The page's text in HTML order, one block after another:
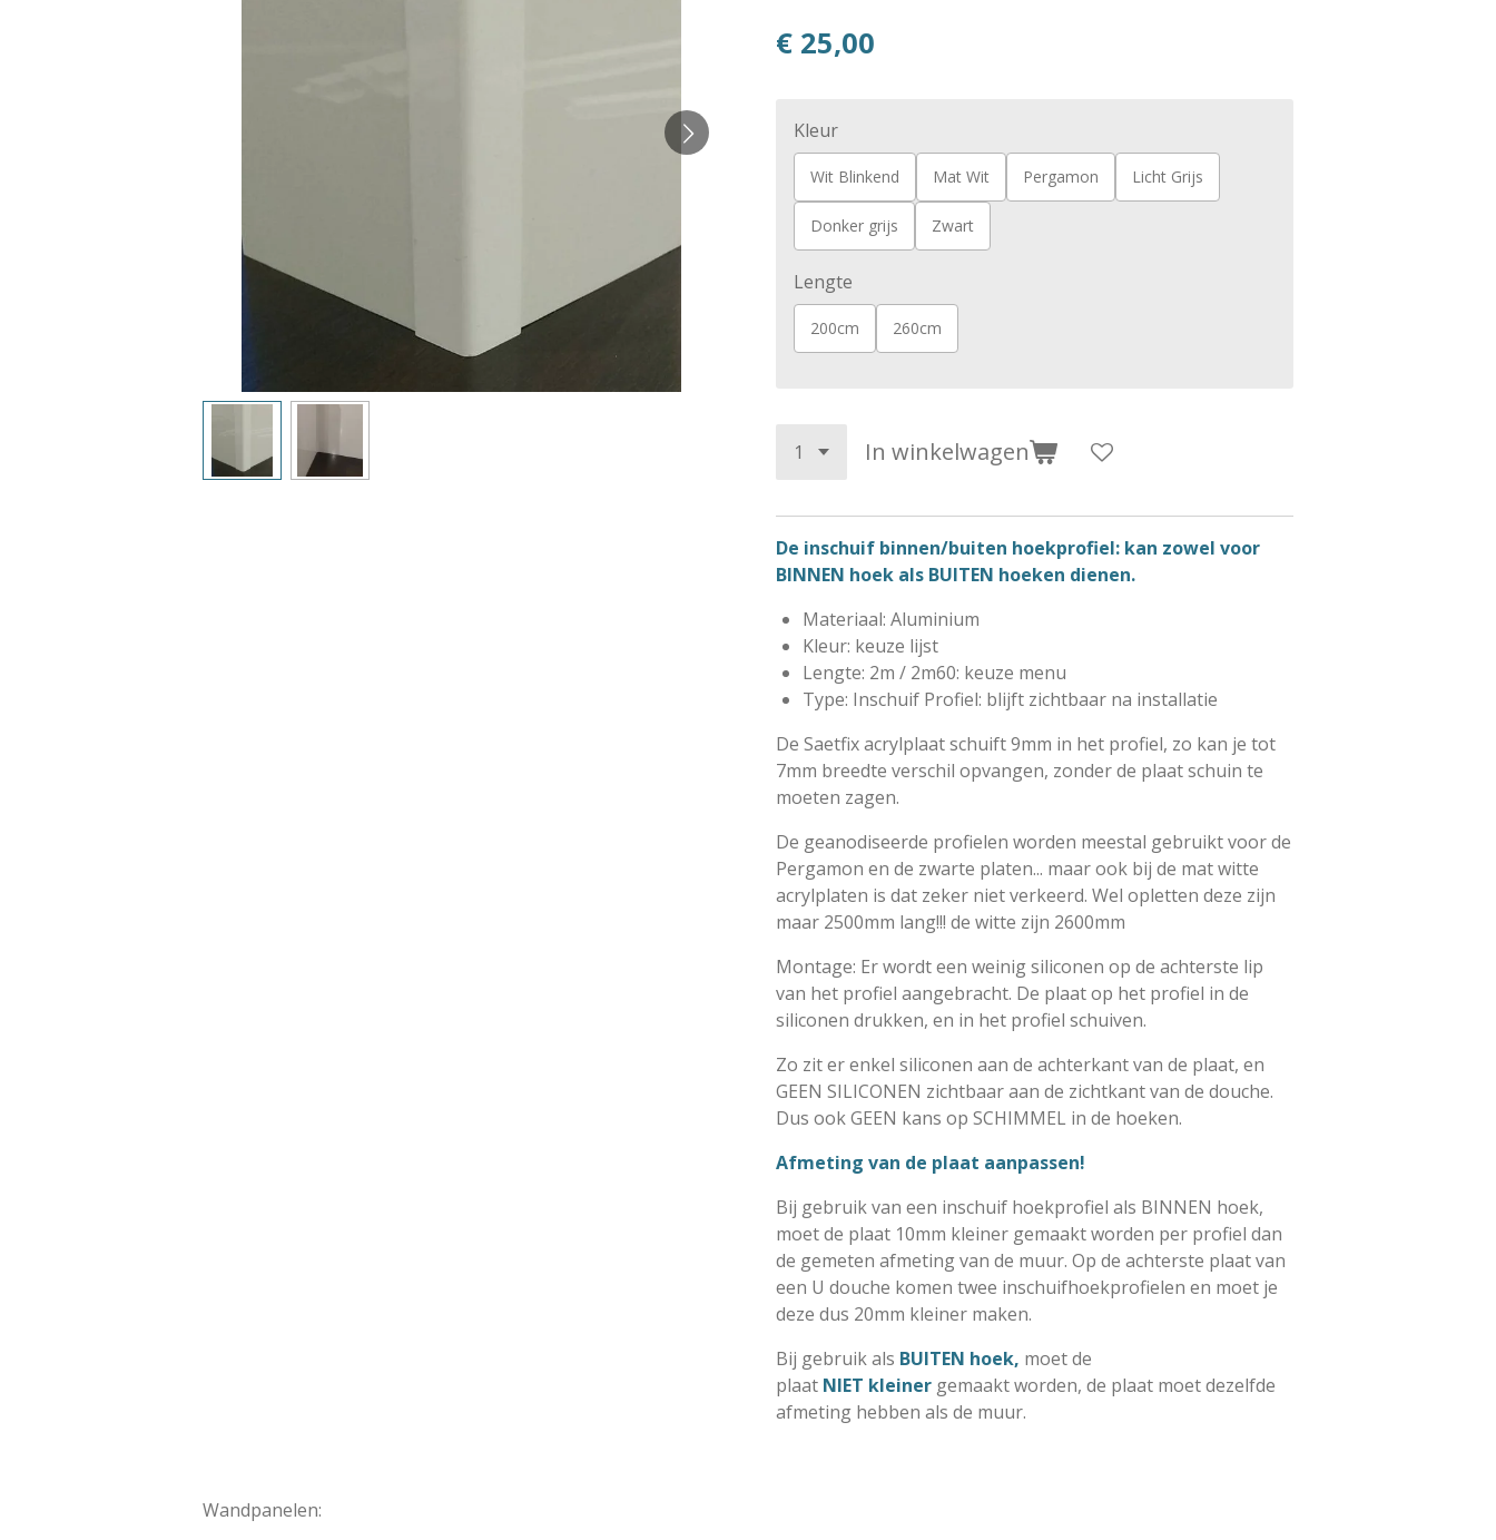
€ 25,00
Kleur
Wit Blinkend Mat Wit Pergamon Licht Grijs
Donker grijs Zwart
Lengte
200cm 260cm
In winkelwagen
De inschuif binnen/buiten hoekprofiel: kan zowel voor
BINNEN hoek als BUITEN hoeken dienen.
Materiaal: Aluminium
Kleur: keuze lijst
Lengte: 2m / 2m60: keuze menu
Type: Inschuif Profiel: blijft zichtbaar na installatie
De Saetfix acrylplaat schuift 9mm in het profiel, zo kan je tot
7mm breedte verschil opvangen, zonder de plaat schuin te
moeten zagen.
De geanodiseerde profielen worden meestal gebruikt voor de
Pergamon en de zwarte platen... maar ook bij de mat witte
acrylplaten is dat zeker niet verkeerd. Wel opletten deze zijn
maar 2500mm lang!!! de witte zijn 2600mm
Montage: Er wordt een weinig siliconen op de achterste lip
van het profiel aangebracht. De plaat op het profiel in de
siliconen drukken, en in het profiel schuiven.
Zo zit er enkel siliconen aan de achterkant van de plaat, en
GEEN SILICONEN zichtbaar aan de zichtkant van de douche.
Dus ook GEEN kans op SCHIMMEL in de hoeken.
Afmeting van de plaat aanpassen!
Bij gebruik van een inschuif hoekprofiel als BINNEN hoek,
moet de plaat 10mm kleiner gemaakt worden per profiel dan
de gemeten afmeting van de muur. Op de achterste plaat van
een U douche komen twee inschuifhoekprofielen en moet je
deze dus 20mm kleiner maken.
Bij gebruik als BUITEN hoek, moet de
plaat NIET kleiner gemaakt worden, de plaat moet dezelfde
afmeting hebben als de muur.
Wandpanelen: